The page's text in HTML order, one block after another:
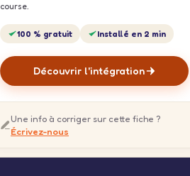
course.
100 % gratuit Installé en 2 min
Découvrir l'intégration
Une info à corriger sur cette fiche ?
Écrivez-nous